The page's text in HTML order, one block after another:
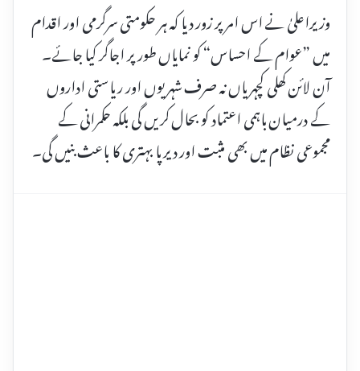
وزیراعلیٰ نے اس امر پر زور دیا کہ ہر حکومتی سرگرمی اور اقدام
میں ”عوام کے احساس“ کو نمایاں طور پر اجاگر کیا جائے۔
آن لائن کھلی کچہریاں نہ صرف شہریوں اور ریاستی اداروں
کے درمیان باہمی اعتماد کو بحال کریں گی بلکہ حکمرانی کے
مجموعی نظام میں بھی مثبت اور دیرپا بہتری کا باعث بنیں گی۔